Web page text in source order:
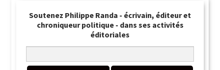
Soutenez Philippe Randa - écrivain, éditeur et
chroniqueur politique - dans ses activités
éditoriales